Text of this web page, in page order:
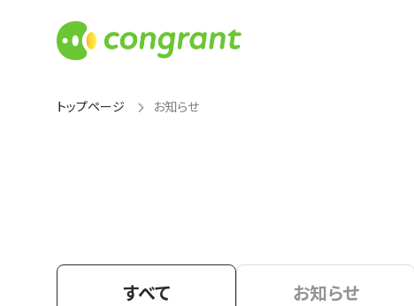
トップページ お知らせ
すべて お知らせ